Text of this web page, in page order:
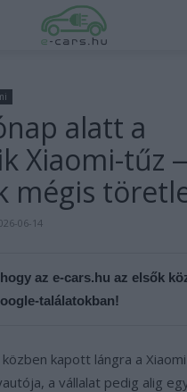
alatt a
Xiaomi-tűz
mégis
06-14
az e-cars.hu az elsők
találatokban!
kapott lángra a
a vállalat pedig alig